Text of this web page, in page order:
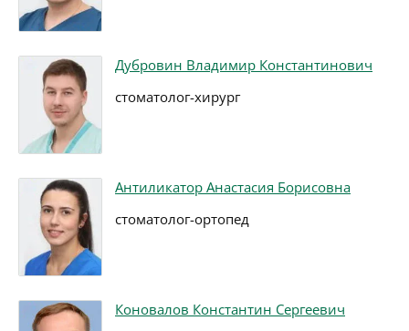
Дубровин Владимир Константинович
стоматолог-хирург
Антиликатор Анастасия Борисовна
стоматолог-ортопед
Коновалов Константин Сергеевич